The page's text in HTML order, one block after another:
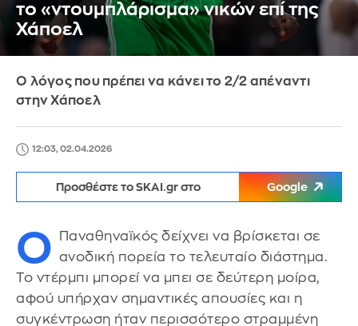
το «ντουμπλάρισμα» νικών επί της
Χάποελ
Ο λόγος που πρέπει να κάνει το 2/2 απέναντι
στην Χάποελ
12:03, 02.04.2026
Προσθέστε το SKAI.gr στο Google
Ο
Παναθηναϊκός δείχνει να βρίσκεται σε
ανοδική πορεία το τελευταίο διάστημα.
Το ντέρμπι μπορεί να μπει σε δεύτερη μοίρα,
αφού υπήρχαν σημαντικές απουσίες και η
συγκέντρωση ήταν περισσότερο στραμμένη